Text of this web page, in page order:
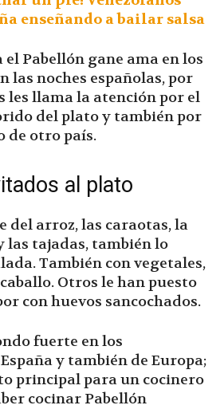
enseñando a bailar salsa
Pabellón gane ama en los
las noches españolas, por
les llama la atención por el
del plato y también por
de otro país.
al plato
del arroz, las caraotas, la
las tajadas, también lo
También con vegetales,
Otros le han puesto
con huevos sancochados.
fuerte en los
y también de Europa;
principal para un cocinero
cocinar Pabellón